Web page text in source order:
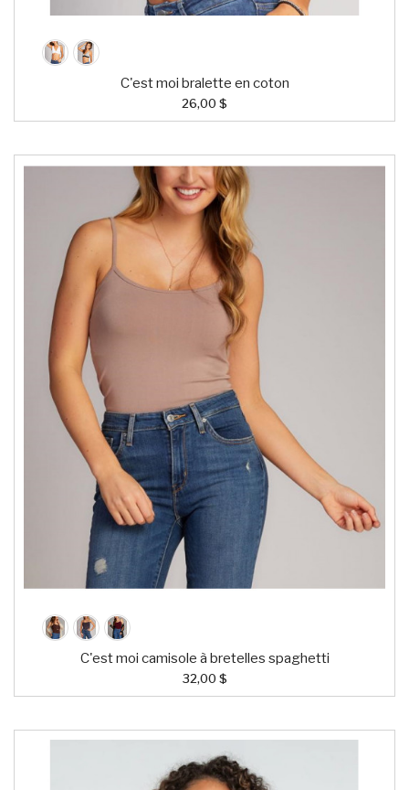
C'est moi bralette en coton
26,00 $
C'est moi camisole à bretelles spaghetti
32,00 $